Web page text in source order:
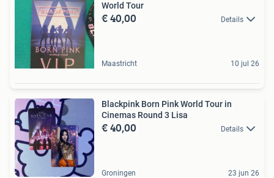
World Tour
€ 40,00 Details
Maastricht 10 jul 26
Blackpink Born Pink World Tour in
Cinemas Round 3 Lisa
€ 40,00 Details
Groningen 23 jun 26